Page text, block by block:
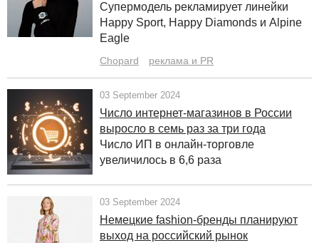
Супермодель рекламирует линейки
Happy Sport, Happy Diamonds и Alpine
Eagle
Chopard реклама и PR
03 September 2024
Число интернет-магазинов в России
выросло в семь раз за три года
Число ИП в онлайн-торговле
увеличилось в 6,6 раза
03 September 2024
Немецкие fashion-бренды планируют
выход на российский рынок